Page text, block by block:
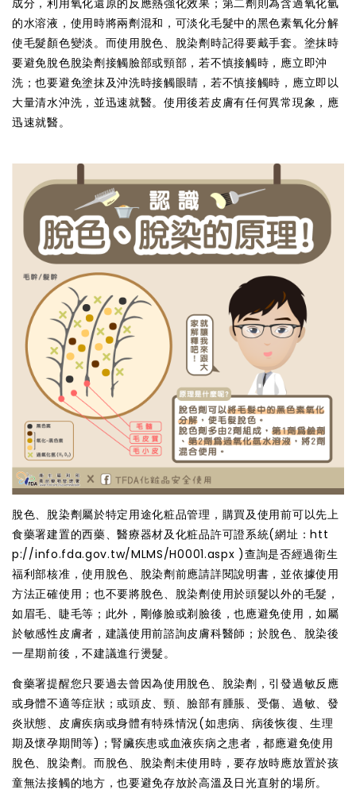
成分，利用氧化還原的反應熱強化效果；第二劑則為含過氧化氫
的水溶液，使用時將兩劑混和，可淡化毛髮中的黑色素氧化分解
使毛髮顏色變淡。而使用脫色、脫染劑時記得要戴手套。塗抹時
要避免脫色脫染劑接觸臉部或頸部，若不慎接觸時，應立即沖
洗；也要避免塗抹及沖洗時接觸眼睛，若不慎接觸時，應立即以
大量清水沖洗，並迅速就醫。使用後若皮膚有任何異常現象，應
迅速就醫。
脫色、脫染劑屬於特定用途化粧品管理，購買及使用前可以先上
食藥署建置的西藥、醫療器材及化粧品許可證系統(網址：htt
p://info.fda.gov.tw/MLMS/H0001.aspx )查詢是否經過衛生
福利部核准，使用脫色、脫染劑前應請詳閱說明書，並依據使用
方法正確使用；也不要將脫色、脫染劑使用於頭髮以外的毛髮，
如眉毛、睫毛等；此外，剛修臉或剃臉後，也應避免使用，如屬
於敏感性皮膚者，建議使用前諮詢皮膚科醫師；於脫色、脫染後
一星期前後，不建議進行燙髮。
食藥署提醒您只要過去曾因為使用脫色、脫染劑，引發過敏反應
或身體不適等症狀；或頭皮、頸、臉部有腫脹、受傷、過敏、發
炎狀態、皮膚疾病或身體有特殊情況(如患病、病後恢復、生理
期及懷孕期間等)；腎臟疾患或血液疾病之患者，都應避免使用
脫色、脫染劑。而脫色、脫染劑未使用時，要存放時應放置於孩
童無法接觸的地方，也要避免存放於高溫及日光直射的場所。